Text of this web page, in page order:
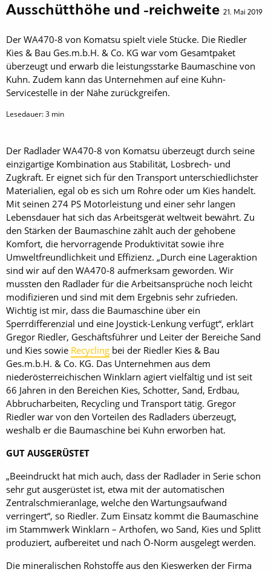
Ausschütthöhe und -reichweite 21. Mai 2019
Der WA470-8 von Komatsu spielt viele Stücke. Die Riedler
Kies & Bau Ges.m.b.H. & Co. KG war vom Gesamtpaket
überzeugt und erwarb die leistungsstarke Baumaschine von
Kuhn. Zudem kann das Unternehmen auf eine Kuhn-
Servicestelle in der Nähe zurückgreifen.
Lesedauer:3 min
Der Radlader WA470-8 von Komatsu überzeugt durch seine
einzigartige Kombination aus Stabilität, Losbrech- und
Zugkraft. Er eignet sich für den Transport unterschiedlichster
Materialien, egal ob es sich um Rohre oder um Kies handelt.
Mit seinen 274 PS Motorleistung und einer sehr langen
Lebensdauer hat sich das Arbeitsgerät weltweit bewährt. Zu
den Stärken der Baumaschine zählt auch der gehobene
Komfort, die hervorragende Produktivität sowie ihre
Umweltfreundlichkeit und Effizienz. „Durch eine Lageraktion
sind wir auf den WA470-8 aufmerksam geworden. Wir
mussten den Radlader für die Arbeitsansprüche noch leicht
modifizieren und sind mit dem Ergebnis sehr zufrieden.
Wichtig ist mir, dass die Baumaschine über ein
Sperrdifferenzial und eine Joystick-Lenkung verfügt“, erklärt
Gregor Riedler, Geschäftsführer und Leiter der Bereiche Sand
und Kies sowie Recycling bei der Riedler Kies & Bau
Ges.m.b.H. & Co. KG. Das Unternehmen aus dem
niederösterreichischen Winklarn agiert vielfältig und ist seit
66 Jahren in den Bereichen Kies, Schotter, Sand, Erdbau,
Abbrucharbeiten, Recycling und Transport tätig. Gregor
Riedler war von den Vorteilen des Radladers überzeugt,
weshalb er die Baumaschine bei Kuhn erworben hat.
GUT AUSGERÜSTET
„Beeindruckt hat mich auch, dass der Radlader in Serie schon
sehr gut ausgerüstet ist, etwa mit der automatischen
Zentralschmieranlage, welche den Wartungsaufwand
verringert“, so Riedler. Zum Einsatz kommt die Baumaschine
im Stammwerk Winklarn – Arthofen, wo Sand, Kies und Splitt
produziert, aufbereitet und nach Ö-Norm ausgelegt werden.
Die mineralischen Rohstoffe aus den Kieswerken der Firma